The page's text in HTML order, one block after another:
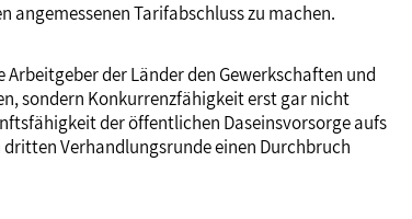
angemessenen Tarifabschluss zu machen.
der Länder den Gewerkschaften und
sondern Konkurrenzfähigkeit erst gar nicht
der öffentlichen Daseinsvorsorge aufs
Verhandlungsrunde einen Durchbruch